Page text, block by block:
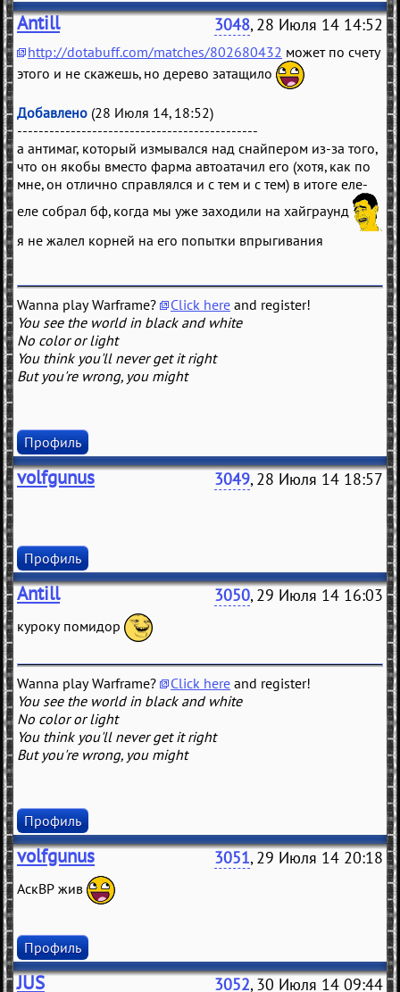
Antill 3048, 28 Июля 14 14:52
http://dotabuff.com/matches/802680432 может по счету
этого и не скажешь, но дерево затащило
Добавлено (28 Июля 14, 18:52)
---------------------------------------------
а антимаг, который измывался над снайпером из-за того,
что он якобы вместо фарма автоатачил его (хотя, как по
мне, он отлично справлялся и с тем и с тем) в итоге еле-
еле собрал бф, когда мы уже заходили на хайграунд
я не жалел корней на его попытки впрыгивания
Wanna play Warframe? Click here and register!
You see the world in black and white
No color or light
You think you'll never get it right
But you're wrong, you might
Профиль
volfgunus 3049, 28 Июля 14 18:57
Профиль
Antill 3050, 29 Июля 14 16:03
куроку помидор
Wanna play Warframe? Click here and register!
You see the world in black and white
No color or light
You think you'll never get it right
But you're wrong, you might
Профиль
volfgunus 3051, 29 Июля 14 20:18
АскВР жив
Профиль
JUS 3052, 30 Июля 14 09:44